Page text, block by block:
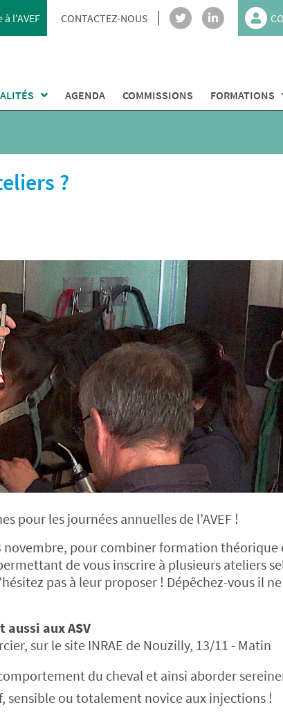
l'AVEF CONTACTEZ-NOUS
AGENDA COMMISSIONS FORMATIONS
?
pour les journées annuelles de l’AVEF !
pour combiner formation théorique
de vous inscrire à plusieurs ateliers
pas à leur proposer ! Dépêchez-vous il
aux ASV
sur le site INRAE de Nouzilly, 13/11 - Matin
du cheval et ainsi aborder
sensible ou totalement novice aux injections !